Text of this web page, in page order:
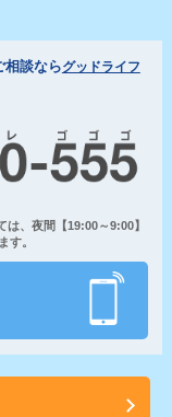
相談ならグッドライフ
、夜間【19:00～9:00】
す。